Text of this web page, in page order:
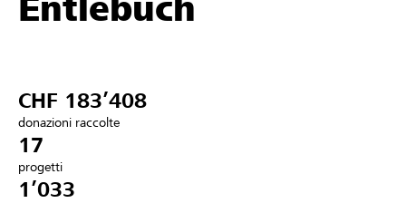
Aiuto & supporto
Collegarsi
Entlebuch
CHF 183’408
donazioni raccolte
17
progetti
1’033